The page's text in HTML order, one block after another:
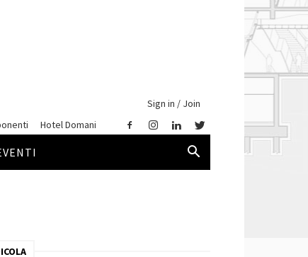
Sign in / Join
Hotel Domani